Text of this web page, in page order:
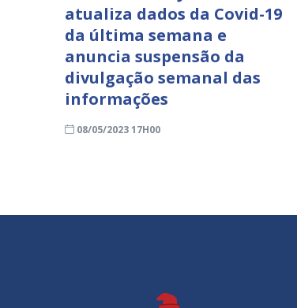
atualiza dados da Covid-19
da última semana e
anuncia suspensão da
divulgação semanal das
informações
08/05/2023 17H00